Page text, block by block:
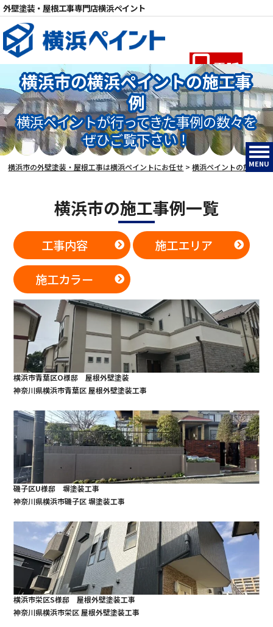
外壁塗装・屋根工事専門店横浜ペイント
電話
MENU
横浜市の横浜ペイントの施工事
例
横浜ペイントが行ってきた事例の数々を
ぜひご覧下さい！
横浜市の外壁塗装・屋根工事は横浜ペイントにお任せ >横浜ペイントの施工事例
横浜市の施工事例一覧
工事内容
施工エリア
施工カラー
横浜市青葉区O様邸 屋根外壁塗装
神奈川県横浜市青葉区 屋根外壁塗装工事
磯子区U様邸 塀塗装工事
神奈川県横浜市磯子区 塀塗装工事
横浜市栄区S様邸 屋根外壁塗装工事
神奈川県横浜市栄区 屋根外壁塗装工事